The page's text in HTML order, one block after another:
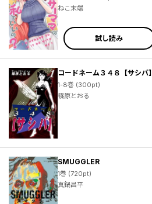
ねこ末端
試し読み
コードネーム３４８【サシバ】
1-8巻 (300pt)
篠原とおる
SMUGGLER
1巻 (720pt)
真鍋昌平